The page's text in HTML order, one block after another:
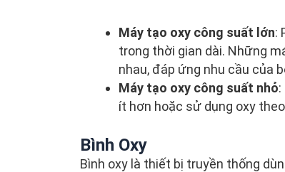
Máy tạo oxy công suất lớn:
trong thời gian dài. Những
nhau, đáp ứng nhu cầu của
Máy tạo oxy công suất nhỏ
ít hơn hoặc sử dụng oxy
Bình Oxy
Bình oxy là thiết bị truyền thống